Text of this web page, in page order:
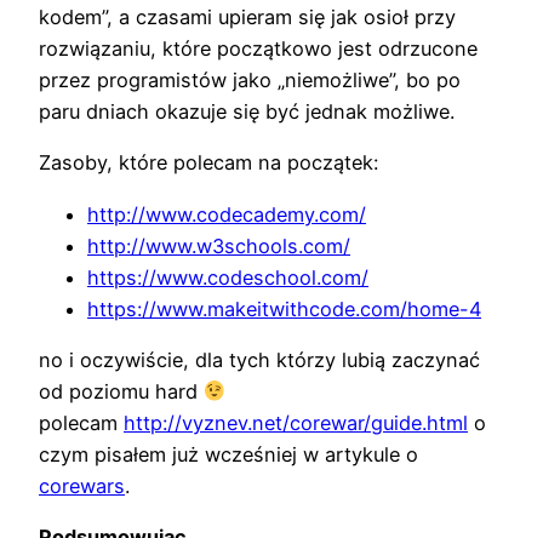
kodem”, a czasami upieram się jak osioł przy
rozwiązaniu, które początkowo jest odrzucone
przez programistów jako „niemożliwe”, bo po
paru dniach okazuje się być jednak możliwe.
Zasoby, które polecam na początek:
http://www.codecademy.com/
http://www.w3schools.com/
https://www.codeschool.com/
https://www.makeitwithcode.com/home-4
no i oczywiście, dla tych którzy lubią zaczynać
od poziomu hard
polecam http://vyznev.net/corewar/guide.html o
czym pisałem już wcześniej w artykule o
corewars.